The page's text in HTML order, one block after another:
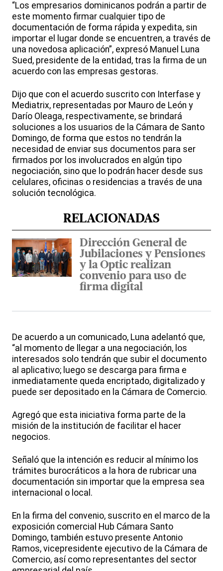
“Los empresarios dominicanos podrán a partir de
este momento firmar cualquier tipo de
documentación de forma rápida y expedita, sin
importar el lugar donde se encuentren, a través de
una novedosa aplicación”, expresó Manuel Luna
Sued, presidente de la entidad, tras la firma de un
acuerdo con las empresas gestoras.
Dijo que con el acuerdo suscrito con Interfase y
Mediatrix, representadas por Mauro de León y
Darío Oleaga, respectivamente, se brindará
soluciones a los usuarios de la Cámara de Santo
Domingo, de forma que estos no tendrán la
necesidad de enviar sus documentos para ser
firmados por los involucrados en algún tipo
negociación, sino que lo podrán hacer desde sus
celulares, oficinas o residencias a través de una
solución tecnológica.
RELACIONADAS
Dirección General de
Jubilaciones y Pensiones
y la Optic realizan
convenio para uso de
firma digital
De acuerdo a un comunicado, Luna adelantó que,
“al momento de llegar a una negociación, los
interesados solo tendrán que subir el documento
al aplicativo; luego se descarga para firma e
inmediatamente queda encriptado, digitalizado y
puede ser depositado en la Cámara de Comercio.
Agregó que esta iniciativa forma parte de la
misión de la institución de facilitar el hacer
negocios.
Señaló que la intención es reducir al mínimo los
trámites burocráticos a la hora de rubricar una
documentación sin importar que la empresa sea
internacional o local.
En la firma del convenio, suscrito en el marco de la
exposición comercial Hub Cámara Santo
Domingo, también estuvo presente Antonio
Ramos, vicepresidente ejecutivo de la Cámara de
Comercio, así como representantes del sector